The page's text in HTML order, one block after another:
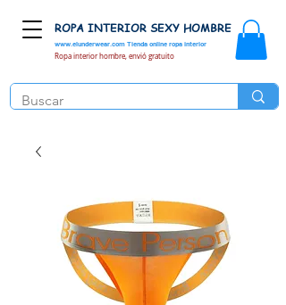
www.elunderwear.com Tienda online ropa interior
ROPA INTERIOR SEXY HOMBRE
Ropa interior hombre, envió gratuito